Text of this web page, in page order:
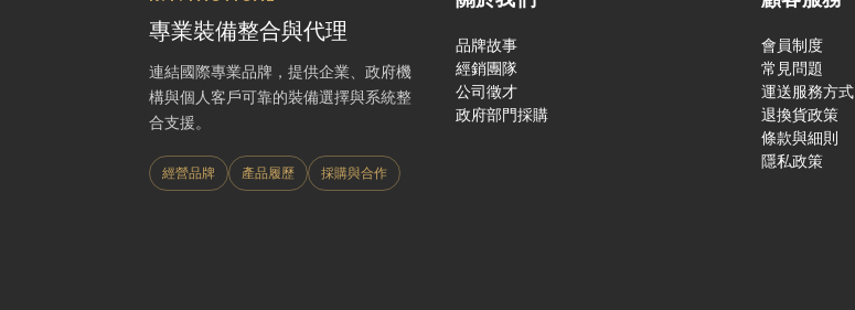
專業裝備整合與代理
連結國際專業品牌，提供企業、政府機
構與個人客戶可靠的裝備選擇與系統整
合支援。
經營品牌 產品履歷 採購與合作
品牌故事
經銷團隊
公司徵才
政府部門採購
會員制度
常見問題
運送服務方式
退換貨政策
條款與細則
隱私政策